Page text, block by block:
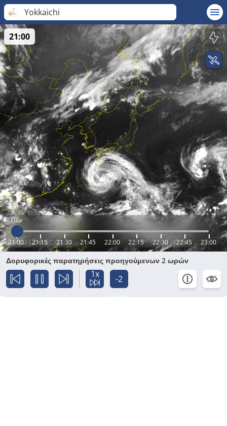
Yokkaichi
Πέμ
21:00 21:15 21:30 21:45 22:00 22:15 22:30 22:45 23:00
21:00
Δορυφορικές παρατηρήσεις προηγούμενων 2 ωρών
1x
-2